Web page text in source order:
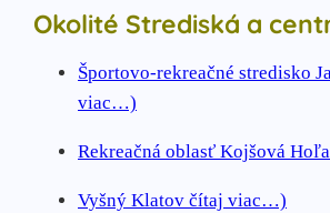
Okolité Strediská a
Športovo-rekreačné stredisko
viac…)
Rekreačná oblasť Kojšová
Vyšný Klatov čítaj viac…)